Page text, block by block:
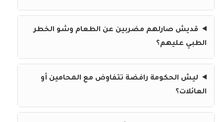
قديش صارلهم مضربين عن الطعام وشو الخطر
الطبي عليهم؟
ليش الحكومة رافضة تتفاوض مع المحامين أو
العائلات؟